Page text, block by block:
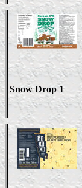
Snow Drop 1